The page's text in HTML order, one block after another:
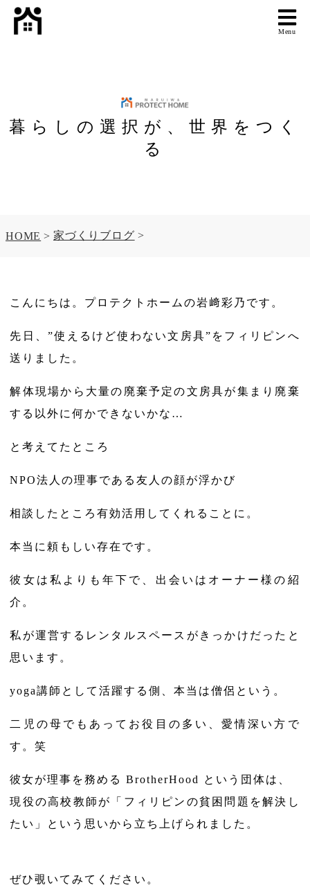
Menu
暮らしの選択が、世界をつく
る
HOME 家づくりブログ
こんにちは。プロテクトホームの岩﨑彩乃です。
先日、”使えるけど使わない文房具”をフィリピンへ
送りました。
解体現場から大量の廃棄予定の文房具が集まり廃棄
する以外に何かできないかな…
と考えてたところ
NPO法人の理事である友人の顔が浮かび
相談したところ有効活用してくれることに。
本当に頼もしい存在です。
彼女は私よりも年下で、出会いはオーナー様の紹
介。
私が運営するレンタルスペースがきっかけだったと
思います。
yoga講師として活躍する側、本当は僧侶という。
二児の母でもあってお役目の多い、愛情深い方で
す。笑
彼女が理事を務めるBrotherHood
という団体は、
現役の高校教師が「フィリピンの貧困問題を解決し
たい」という思いから立ち上げられました。
ぜひ覗いてみてください。